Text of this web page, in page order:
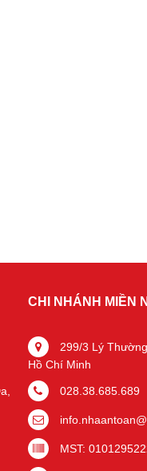
CHI NHÁNH MIỀN
299/3 Lý
Hồ Chí Minh
028.38.685.689
MST: